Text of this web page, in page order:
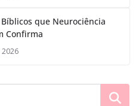
que Neurociência
Confirma
2026
Pesquisar